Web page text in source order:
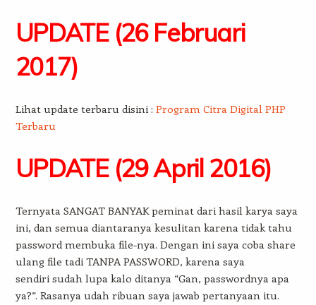
UPDATE (26 Februari
2017)
Lihat update terbaru disini : Program Citra Digital PHP
Terbaru
UPDATE (29 April 2016)
Ternyata SANGAT BANYAK peminat dari hasil karya saya
ini, dan semua diantaranya kesulitan karena tidak tahu
password membuka file-nya. Dengan ini saya coba share
ulang file tadi TANPA PASSWORD, karena saya
sendiri sudah lupa kalo ditanya “Gan, passwordnya apa
ya?”. Rasanya udah ribuan saya jawab pertanyaan itu.